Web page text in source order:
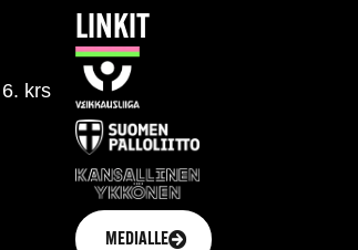
krs
LINKIT
MEDIALLE